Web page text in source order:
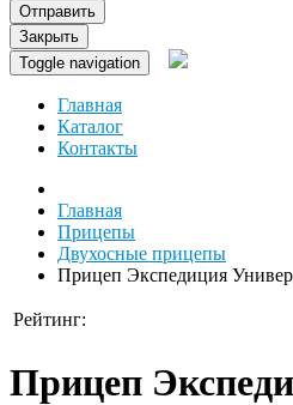
Отправить
Закрыть
Toggle navigation
Главная
Каталог
Контакты
Главная
Прицепы
Двухосные прицепы
Прицеп Экспедиция
Рейтинг:
Прицеп